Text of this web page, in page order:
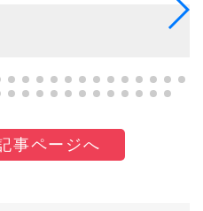
事ページへ